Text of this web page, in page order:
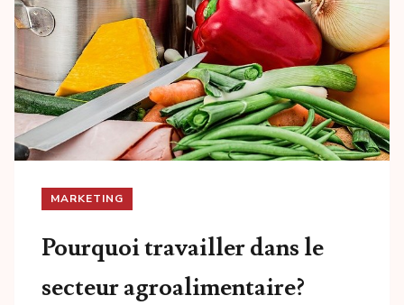
MARKETING
Pourquoi travailler dans le
secteur agroalimentaire?